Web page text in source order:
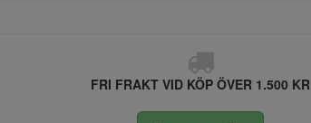
FRI FRAKT VID KÖP ÖVER 1.500 KR